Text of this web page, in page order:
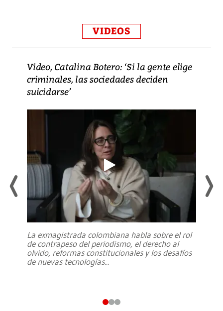
VIDEOS
Video, Catalina Botero: ‘Si la gente elige
criminales, las sociedades deciden
suicidarse’
La exmagistrada colombiana habla sobre el rol
de contrapeso del periodismo, el derecho al
olvido, reformas constitucionales y los desafíos
de nuevas tecnologías...